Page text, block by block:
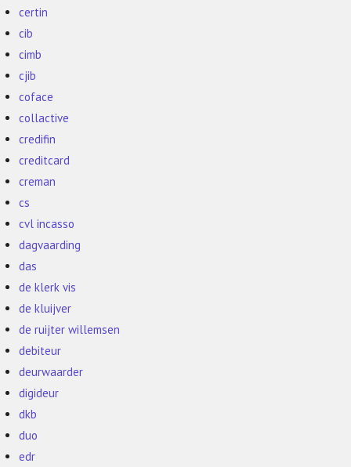
certin
cib
cimb
cjib
coface
collactive
credifin
creditcard
creman
cs
cvl incasso
dagvaarding
das
de klerk vis
de kluijver
de ruijter willemsen
debiteur
deurwaarder
digideur
dkb
duo
edr